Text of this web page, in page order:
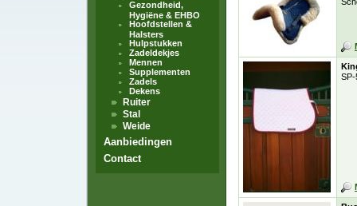
Gezondheid,
Hygiëne & EHBO
Hoofdstellen &
Halsters
Hulpstukken
Zadeldekjes
Mennen
Supplementen
Zadels
Dekens
Ruiter
Stal
Weide
Aanbiedingen
Contact
SP-